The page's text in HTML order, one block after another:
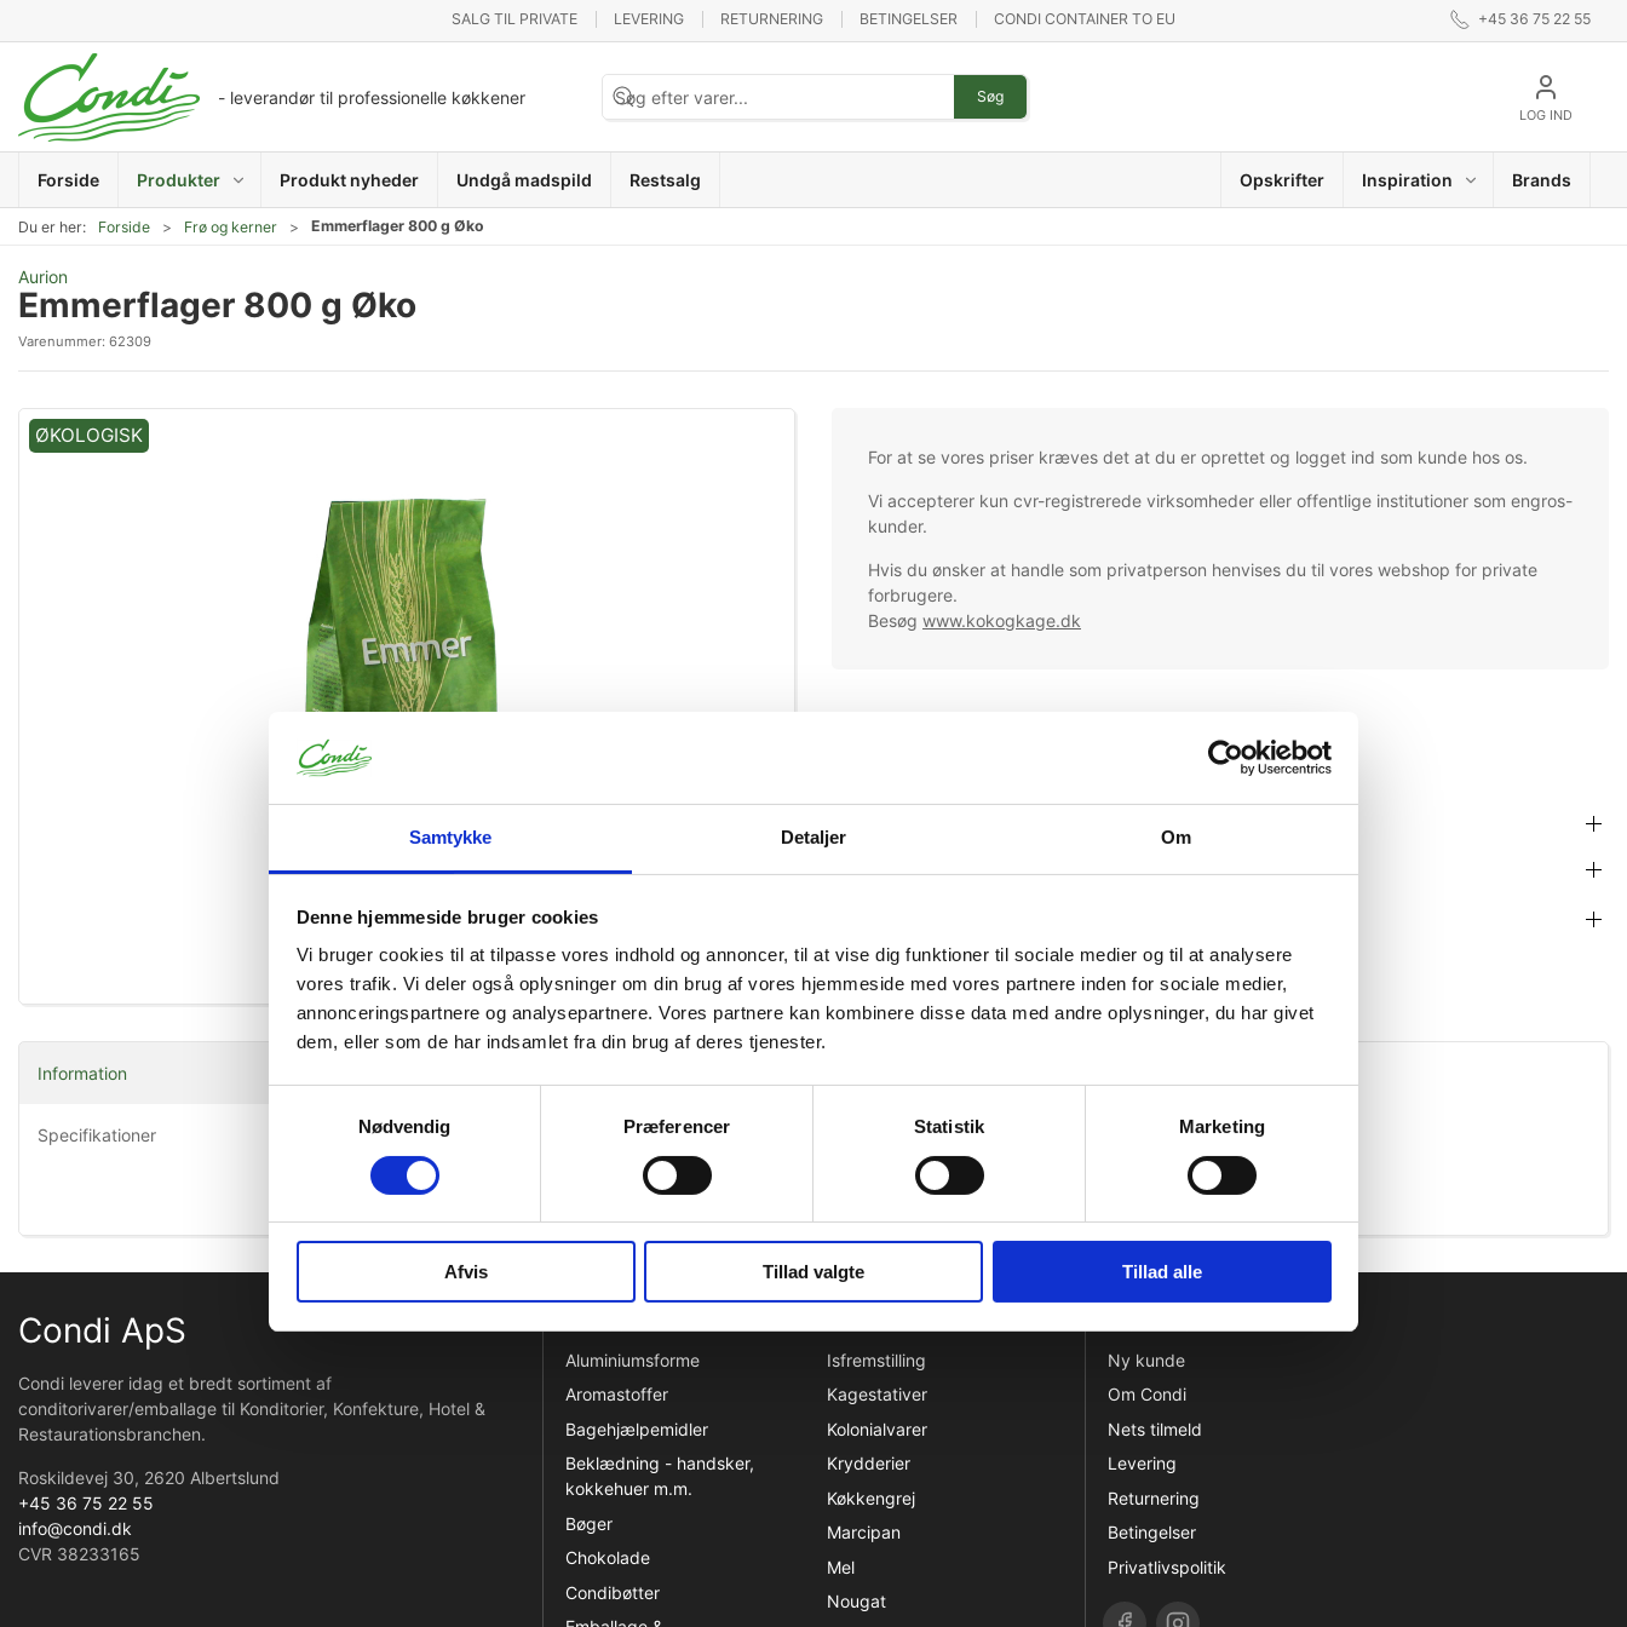
Samtykke Detaljer Om
Denne hjemmeside bruger cookies
Vi bruger cookies til at tilpasse vores indhold og annoncer, til at vise dig funktioner til sociale medier og til at analysere
vores trafik. Vi deler også oplysninger om din brug af vores hjemmeside med vores partnere inden for sociale medier,
annonceringspartnere og analysepartnere. Vores partnere kan kombinere disse data med andre oplysninger, du har givet
dem, eller som de har indsamlet fra din brug af deres tjenester.
Nødvendig
Præferencer Statistik Marketing
Afvis Tillad valgte Tillad alle
SALG TIL PRIVATE LEVERING RETURNERING BETINGELSER CONDI CONTAINER TO EU +45 36 75 22 55
- leverandør til professionelle køkkener Søg
LOG IND
Forside Produkter Produkt nyheder Undgå madspild Restsalg Opskrifter Inspiration Brands
Du er her: Forside Frø og kerner Emmerflager 800 g Øko
Aurion
Emmerflager 800 g Øko
Varenummer: 62309
ØKOLOGISK
For at se vores priser kræves det at du er oprettet og logget ind som kunde hos os.
Vi accepterer kun cvr-registrerede virksomheder eller offentlige institutioner som engros-
kunder.
Hvis du ønsker at handle som privatperson henvises du til vores webshop for private
forbrugere.
Besøg www.kokogkage.dk
Næringsindhold pr 100 g
Information
Specifikationer
Opbevares tørt og ikke for varmt beskyttet mod stærkt lugtende varer.
Condi ApS
Condi leverer idag et bredt sortiment af
conditorivarer/emballage til Konditorier, Konfekture, Hotel &
Restaurationsbranchen.
Roskildevej 30, 2620 Albertslund
+45 36 75 22 55
info@condi.dk
CVR 38233165
Aluminiumsforme
Aromastoffer
Bagehjælpemidler
Beklædning - handsker,
kokkehuer m.m.
Bøger
Chokolade
Condibøtter
Isfremstilling
Kagestativer
Kolonialvarer
Krydderier
Køkkengrej
Marcipan
Mel
Nougat
Ny kunde
Om Condi
Nets tilmeld
Levering
Returnering
Betingelser
Privatlivspolitik